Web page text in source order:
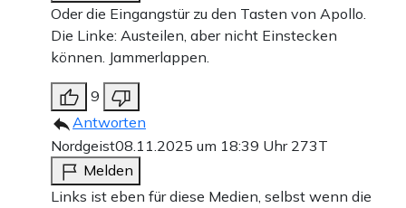
Oder die Eingangstür zu den Tasten von Apollo.
Die Linke: Austeilen, aber nicht Einstecken
können. Jammerlappen.
9
Antworten
Nordgeist08.11.2025 um 18:39 Uhr 273T
Melden
Links ist eben für diese Medien, selbst wenn die